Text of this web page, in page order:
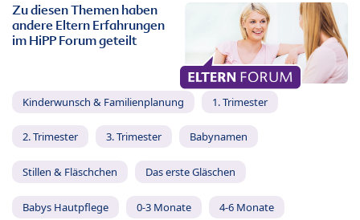
Zu diesen Themen haben
andere Eltern Erfahrungen
im HiPP Forum geteilt
Kinderwunsch & Familienplanung 1. Trimester
2. Trimester 3. Trimester Babynamen
Stillen & Fläschchen Das erste Gläschen
Babys Hautpflege 0-3 Monate 4-6 Monate